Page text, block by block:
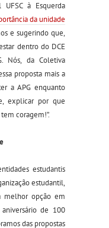
à Esquerda
da unidade
e sugerindo que,
dentro do DCE
. Nós, da Coletiva
proposta mais a
a APG enquanto
explicar por que
coragem!”.
estudantis
estudantil,
melhor opção em
de 100
das propostas